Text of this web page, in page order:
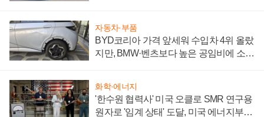
자동차·부품
BYD코리아 가격 앞세워 수입차 4위 올랐
지만, BMW·벤츠보다 높은 공임비에 소비
화학·에너지
'한수원 협력사' 미국 오클로 SMR 연구용
원자로 '임계 상태' 도달, 미국 에너지부